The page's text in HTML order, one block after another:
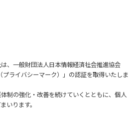
、一般財団法人日本情報経済社会推進協会
プライバシーマーク）」の認証を取得いたしま
制の強化・改善を続けていくとともに、個人
いります。